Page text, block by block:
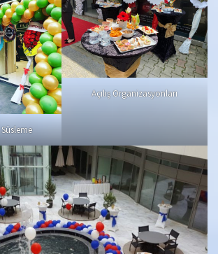
Açılış Organizasyonları